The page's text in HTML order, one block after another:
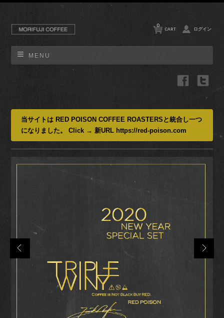
MENU
CART
0
ログイン
当サイトは RED POISON COFFEE ROASTERSと統合し一つ
になりました。 Click → 新URL https://red-poison.com